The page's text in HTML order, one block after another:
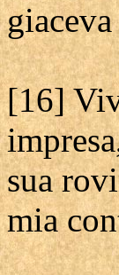
[16]
sua
mia